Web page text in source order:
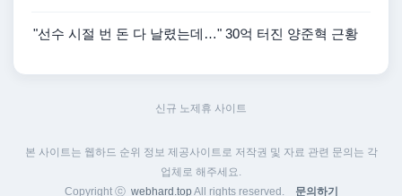
"선수 시절 번 돈 다 날렸는데…" 30억 터진 양준혁 근황
신규 노제휴 사이트
본 사이트는 웹하드 순위 정보 제공사이트로 저작권 및 자료 관련 문의는 각
업체로 해주세요.
Copyright ⓒ webhard.top All rights reserved. 문의하기